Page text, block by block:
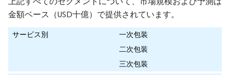
金額ベース（USD十億）で提供されています。
サービス別
一次包装
二次包装
三次包装